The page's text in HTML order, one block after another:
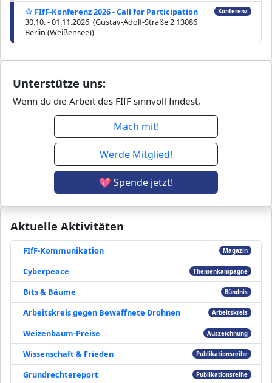
FIfF-Konferenz 2026 - Call for Participation
30.10. - 01.11.2026 (Gustav-Adolf-Straße 2 13086
Berlin (Weißensee))
Konferenz
Aktuelle Aktivitäten
FIfF-Kommunikation Magazin
Cyberpeace Themenkampagne
Bits & Bäume Bündnis
Arbeitskreis gegen Bewaffnete Drohnen Arbeitskreis
Weizenbaum-Preise Auszeichnung
Wissenschaft & Frieden Publikationsreihe
Grundrechtereport Publikationsreihe
Unterstütze uns:
Wenn du die Arbeit des FIfF sinnvoll findest,
Mach mit!
Werde Mitglied!
💖 Spende jetzt!